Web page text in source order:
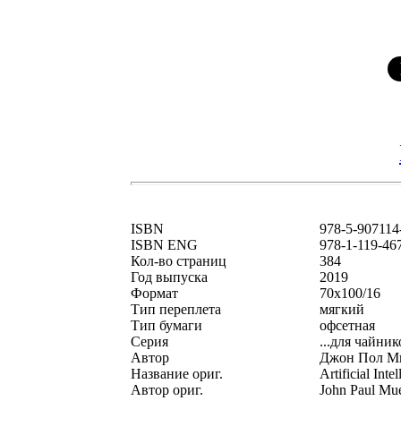
ISBN
978-5-
ISBN ENG
978-1-119-
Кол-во страниц
384
Год выпуска
2019
Формат
70x100/16
Тип переплета
мягкий
Тип бумаги
офсетная
Серия
...для
Автор
Джон Пол
Название ориг.
Artificial
Автор ориг.
John Paul